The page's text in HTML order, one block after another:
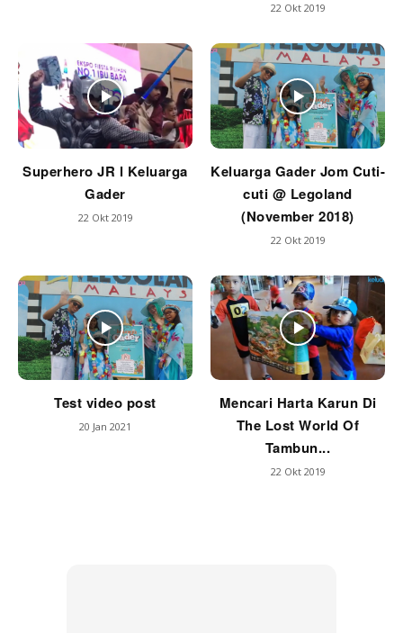
22 Okt 2019
Superhero JR l Keluarga
Gader
22 Okt 2019
Keluarga Gader Jom Cuti-
cuti @ Legoland
(November 2018)
22 Okt 2019
Test video post
20 Jan 2021
Mencari Harta Karun Di
The Lost World Of
Tambun...
22 Okt 2019